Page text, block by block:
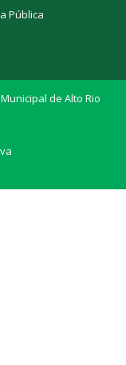
Pública
de Alto Rio